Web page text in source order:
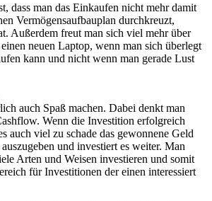
dass man das Einkaufen nicht mehr damit
Vermögensaufbauplan durchkreuzt,
Außerdem freut man sich viel mehr über
neuen Laptop, wenn man sich überlegt
kann und nicht wenn man gerade Lust
auch Spaß machen. Dabei denkt man
Wenn die Investition erfolgreich
auch viel zu schade das gewonnene Geld
und investiert es weiter. Man
Arten und Weisen investieren und somit
für Investitionen der einen interessiert